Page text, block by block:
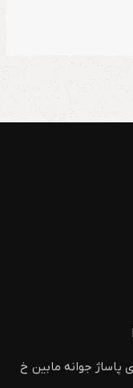
پاساژ جوانه مابین خ